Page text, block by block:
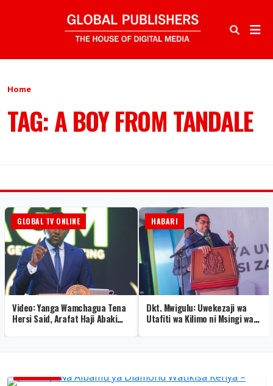
Home
TAG: A BOY FROM TANDALE
GLOBAL TV ONLINE
Video: Yanga Wamchagua Tena
Hersi Said, Arafat Haji Abaki
HABARI
Dkt. Mwigulu: Uwekezaji wa
Utafiti wa Kilimo ni Msingi wa